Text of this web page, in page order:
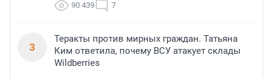
90 439 7
3
Теракты против мирных граждан. Татьяна
Ким ответила, почему ВСУ атакует склады
Wildberries